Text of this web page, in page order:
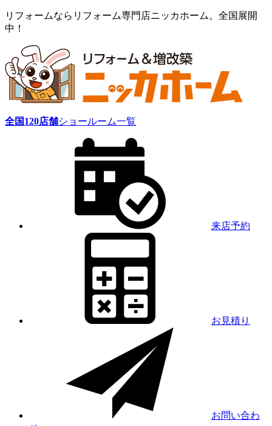
リフォームならリフォーム専門店ニッカホーム。全国展開
中！
全国120店舗ショールーム一覧
来店予約
お見積り
お問い合わ